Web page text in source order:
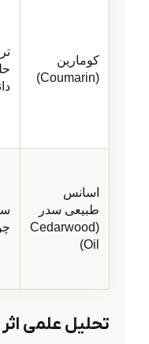
کومارین
(Coumarin)
اسانس
طبیعی سدر
(Cedarwood
Oil)
تحلیل علمی